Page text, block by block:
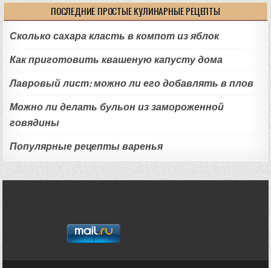
ПОСЛЕДНИЕ ПРОСТЫЕ КУЛИНАРНЫЕ РЕЦЕПТЫ
Сколько сахара класть в компот из яблок
Как приготовить квашеную капусту дома
Лавровый лист: можно ли его добавлять в плов
Можно ли делать бульон из замороженной
говядины
Популярные рецепты варенья